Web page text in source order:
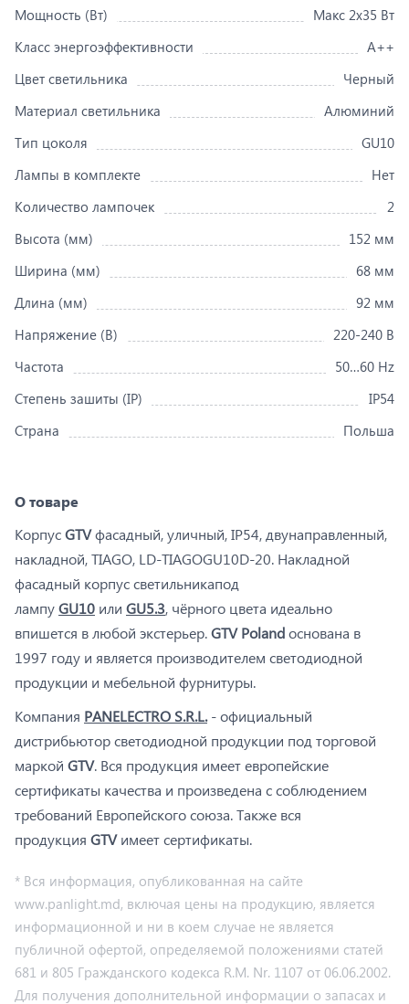
Мощность (Вт)
Макс 2x35 Вт
Класс энергоэффективности
A++
Цвет светильника
Черный
Материал светильника
Алюминий
Тип цоколя
GU10
Лампы в комплекте
Нет
Количество лампочек
2
Высота (мм)
152 мм
Ширина (мм)
68 мм
Длина (мм)
92 мм
Напряжение (В)
220-240 В
Частота
50…60 Hz
Степень зашиты (IP)
IP54
Страна
Польша
О товаре
КорпусGTVфасадный, уличный, IP54, двунаправленный,
накладной, TIAGO, LD-TIAGOGU10D-20. Накладной
фасадный корпус светильникапод
лампуGU10 или GU5.3, чёрного цвета идеально
впишется в любой экстерьер.GTV Polandоснована в
1997 году и является производителем светодиодной
продукции и мебельной фурнитуры.
Компания PANELECTRO S.R.L.- официальный
дистрибьютор светодиодной продукции под торговой
маркой GTV. Вся продукция имеет европейские
сертификаты качества и произведена с соблюдением
требований Европейского союза. Также вся
продукция GTVимеет сертификаты.
* Вся информация, опубликованная на сайте
www.panlight.md, включая цены на продукцию, является
информационной и ни в коем случае не является
публичной офертой, определяемой положениями статей
681 и 805 Гражданского кодекса R.M. Nr. 1107 от 06.06.2002.
Для получения дополнительной информации о запасах и